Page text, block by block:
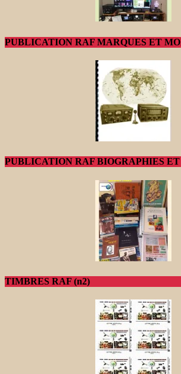
PUBLICATION RAF MARQUES ET
PUBLICATION RAF BIOGRAPHIES
TIMBRES RAF (n2)